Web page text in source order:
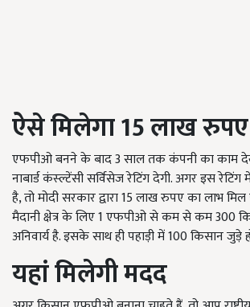
ऐसे मिलेगा 15 लाख
एफपीओ बनने के बाद 3 साल तक कंपनी का काम
नाबार्ड कंस्ल्टेंसी सर्विसेज रेटिंग देगी. अगर इस
है, तो मोदी सरकार द्वारा 15 लाख रुपए का लाभ
मैदानी क्षेत्र के लिए 1 एफपीओ से कम से कम 300
अनिवार्य है. इसके साथ ही पहाड़ी में 100 किसान जुड़े
यहां मिलेगी मदद